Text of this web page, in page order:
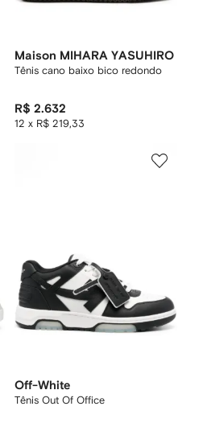
Maison MIHARA YASUHIRO
Tênis cano baixo bico redondo
R$ 2.632
12 x R$ 219,33
Off-White
Tênis Out Of Office